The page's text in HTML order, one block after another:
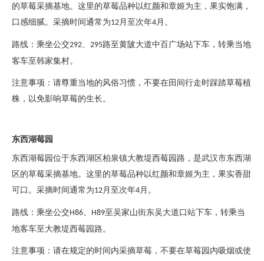
的草莓采摘基地。这里的草莓品种以红颜和章姬为主，果实饱满，
口感细腻。采摘时间通常为12 月至次年4 月。
路线：乘坐公交292 295路至黄陂大道中百广场站下车，转乘当地
客车至韩家集村。
注意事项：请尊重当地的风俗习惯，不要在田间行走时踩踏草莓植
株，以免影响草莓的生长。
东西湖莓园
东西湖莓园位于东西湖区柏泉镇大教堤西莓园路，是武汉市东西湖
区的草莓采摘基地。这里的草莓品种以红颜和章姬为主，果实香甜
可口。采摘时间通常为12 月至次年4 月。
路线：乘坐公交H86 H89至吴家山街东吴大道口站下车，转乘当
地客车至大教堤西莓园路。
注意事项：请在规定的时间内采摘草莓，不要在草莓园内吸烟或使